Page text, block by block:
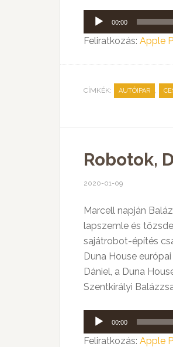
Audió
lejátszó
00:00
Feliratkozás: Apple
CÍMKÉK: AUTÓIPAR ,
Robotok,
2020-01-09
Marcell napján
lapszemle és
sajátrobot-építés
Duna House
Dániel, a Duna
Szentkirályi
Audió
lejátszó
00:00
Feliratkozás: Apple